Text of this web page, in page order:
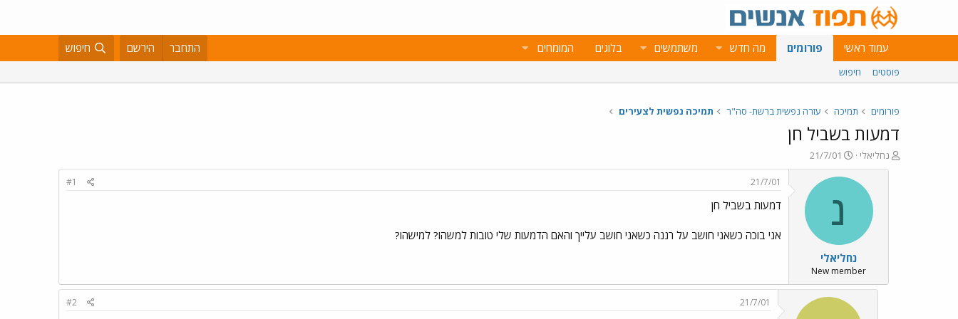
עמוד ראשי פורומים מה חדש משתמשים בלוגים המומחים התחבר הירשם חיפוש
פוסטים חיפוש
פורומים תמיכה עזרה נפשית ברשת- סה"ר תמיכה נפשית לצעירים
דמעות בשביל חן
פ
ו
נחליאלי
פ
ו
ר
ם
ב
א
ר
י
ך
21/7/01
נ
נחליאלי
New member
21/7/01
#1
דמעות בשביל חן
אני בוכה כשאני חושב על רננה כשאני חושב עלייך והאם הדמעות שלי טובות למשהו? למישהו?
21/7/01
#2